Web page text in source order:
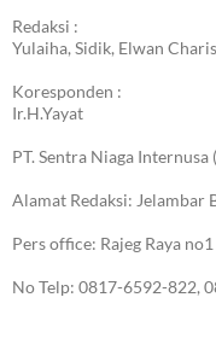
Redaksi :
Yulaiha, Sidik, Elwan
Koresponden :
Ir.H.Yayat
PT. Sentra Niaga Internusa
Alamat Redaksi: Jelambar
Pers office: Rajeg Raya
No Telp: 0817-6592-822,